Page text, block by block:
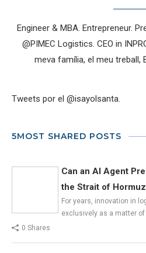
Engineer & MBA. Entrepreneur.
@PIMEC Logistics. CEO in
meva família, el meu treball,
Tweets por el @isayolsanta.
5MOST SHARED POSTS
Can an AI Agent
the Strait of
For years, innovation in
exclusively as a matter of
0 Shares